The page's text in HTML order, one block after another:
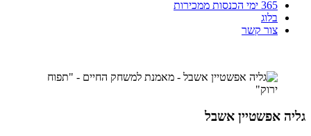
365 ימי הכנסות ממכירות
בלוג
צור קשר
גליה אפשטיין אשבל